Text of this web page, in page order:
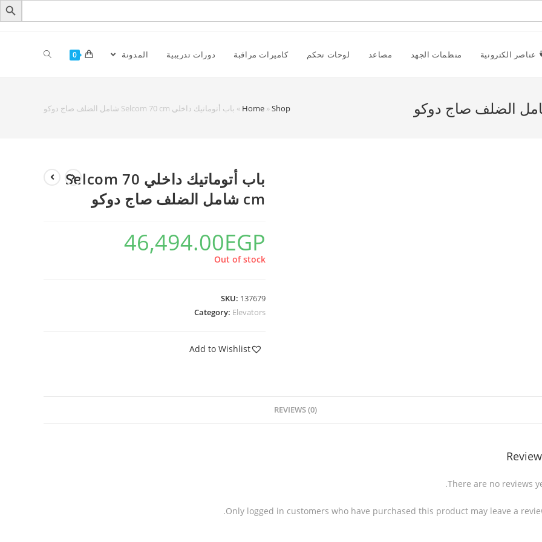
عناصر الكترونية منظمات الجهد مصاعد لوحات تحكم كاميرات مراقبة دورات تدريبية المدونة 0
Home »Shop
» باب أتوماتيك داخلي Selcom 70 cm شامل الضلف صاج دوكو
باب أتوماتيك داخلي Selcom 70
cm شامل الضلف صاج دوكو
46,494.00EGP
Out of stock
SKU: 137679
Category: Elevators
Add to Wishlist
REVIEWS (0)
There are no reviews
Only logged in customers who have purchased this product may leave a